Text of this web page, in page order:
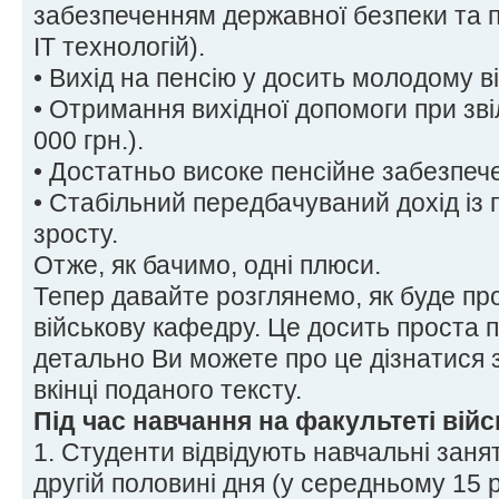
забезпеченням державної безпеки та
ІТ технологій).
• Вихід на пенсію у досить молодому
• Отримання вихідної допомоги при
000 грн.).
• Достатньо високе пенсійне
• Стабільний передбачуваний дохід
зросту.
Отже, як бачимо, одні плюси.
Тепер давайте розглянемо, як буде
військову кафедру. Це досить проста
детально Ви можете про це дізнатися
вкінці поданого тексту.
Під час навчання на факультеті
1. Студенти відвідують навчальні
другій половині дня (у середньому 15